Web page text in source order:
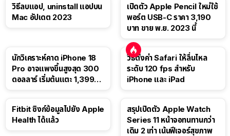
วิธีลบแอป, uninstall แอปบน
Mac อัปเดต 2023
เปิดตัว Apple Pencil ใหม่ใช้
พอร์ต USB-C ราคา 3,190
บาท ขาย พ.ย. 2023 นี้
นักวิเคราะห์คาด iPhone 18
Pro อาจแพงขึ้นสูงสุด 300
ดอลลาร์ เริ่มต้นแตะ 1,399
วิธีตั้งค่า Safari ให้ลื่นไหล
ระดับ 120 fps สำหรับ
iPhone และ iPad
Fitbit ซิงก์ข้อมูลไปยัง Apple
Health ได้แล้ว
สรุปเปิดตัว Apple Watch
Series 11 หน้าจอทนทานกว่า
เดิม 2 เท่า เน้นฟีเจอร์สุขภาพ